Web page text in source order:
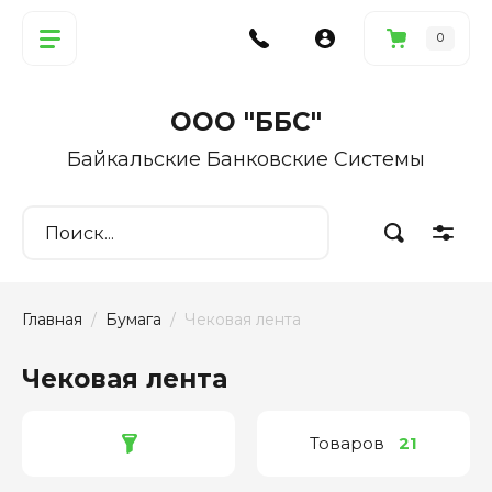
0
ООО "ББС"
Байкальские Банковские Системы
Главная / Бумага /  Чековая лента
Чековая лента
Товаров 21